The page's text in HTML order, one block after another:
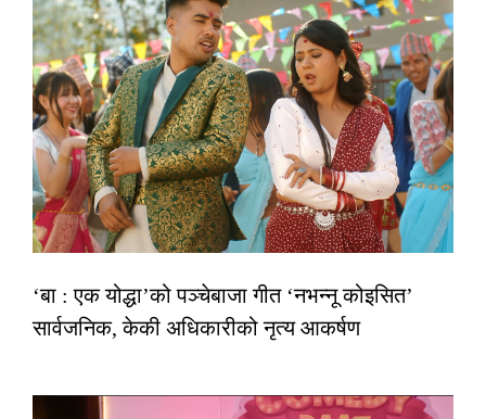
‘बा : एक योद्धा’को पञ्चेबाजा गीत ‘नभन्नू कोइसित’
सार्वजनिक, केकी अधिकारीको नृत्य आकर्षण